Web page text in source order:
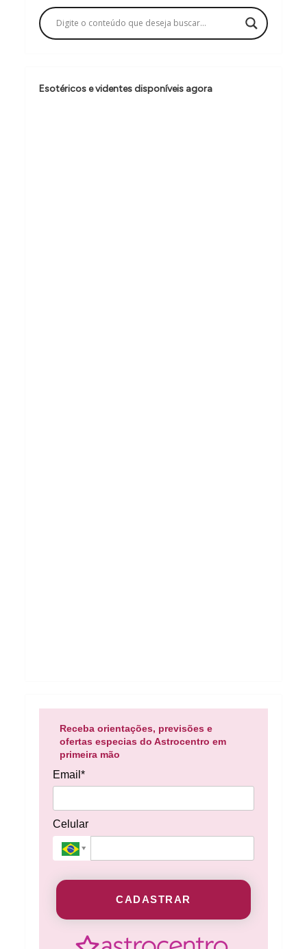
ç
ã
d
Esotéricos e videntes disponíveis agora
Receba orientações, previsões e
ofertas especias do Astrocentro em
primeira mão
Email*
Celular
CADASTRAR